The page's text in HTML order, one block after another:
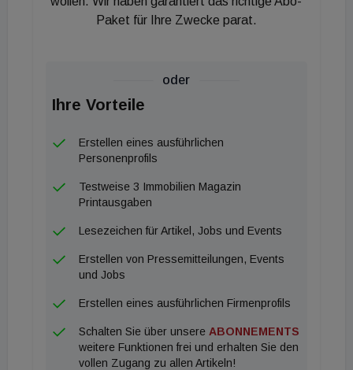
Paket für Ihre Zwecke parat.
oder
Ihre Vorteile
Erstellen eines ausführlichen
Personenprofils
Testweise 3 Immobilien Magazin
Printausgaben
Lesezeichen für Artikel, Jobs und Events
Erstellen von Pressemitteilungen, Events
und Jobs
Erstellen eines ausführlichen Firmenprofils
Schalten Sie über unsere ABONNEMENTS
weitere Funktionen frei und erhalten Sie den
vollen Zugang zu allen Artikeln!